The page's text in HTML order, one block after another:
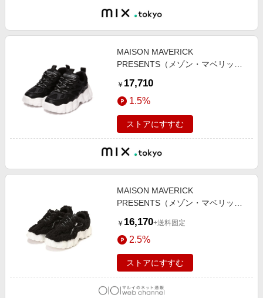
MAISON MAVERICK
PRESENTS（メゾン・マベリッ
ダッドスニーカー
￥ 17,710
1.5%
ストアにすすむ
MAISON MAVERICK
PRESENTS（メゾン・マベリッ
ブラック
￥ 16,170+送料固定
2.5%
ストアにすすむ